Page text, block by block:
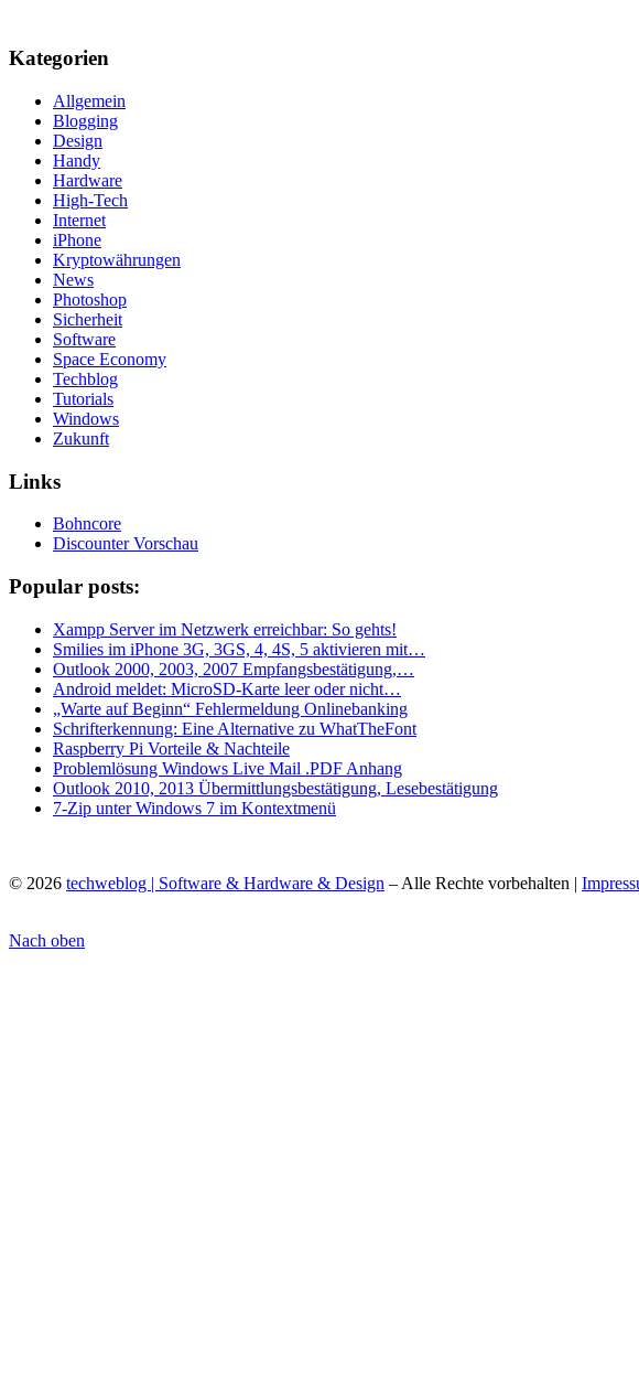
Kategorien
Allgemein
Blogging
Design
Handy
Hardware
High-Tech
Internet
iPhone
Kryptowährungen
News
Photoshop
Sicherheit
Software
Space Economy
Techblog
Tutorials
Windows
Zukunft
Links
Bohncore
Discounter Vorschau
Popular posts:
Xampp Server im Netzwerk erreichbar: So gehts!
Smilies im iPhone 3G, 3GS, 4, 4S, 5 aktivieren mit…
Outlook 2000, 2003, 2007 Empfangsbestätigung,…
Android meldet: MicroSD-Karte leer oder nicht…
„Warte auf Beginn“ Fehlermeldung Onlinebanking
Schrifterkennung: Eine Alternative zu WhatTheFont
Raspberry Pi Vorteile & Nachteile
Problemlösung Windows Live Mail .PDF Anhang
Outlook 2010, 2013 Übermittlungsbestätigung, Lesebestätigung
7-Zip unter Windows 7 im Kontextmenü
© 2026 techweblog | Software & Hardware & Design – Alle Rechte vorbehalten |
Nach oben